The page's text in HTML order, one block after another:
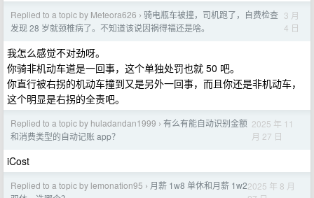
Replied to a topic by Meteora626 › 骑电瓶车被撞，司机跑了，自费检查
发现 28 岁就颈椎病了。不知道该说因祸得福还是啥。
3 月
4 日
我怎么感觉不对劲呀。
你骑非机动车道是一回事，这个单独处罚也就 50 吧。
你直行被右拐的机动车撞到又是另外一回事，而且你还是非机动车，
这个明显是右拐的全责吧。
Replied to a topic by huladandan1999 › 有么有能自动识别金额
和消费类型的自动记账 app？
2025 年 11
月 27 日
iCost
Replied to a topic by lemonation95 › 月薪 1w8 单休和月薪 1w22025 年 8 月